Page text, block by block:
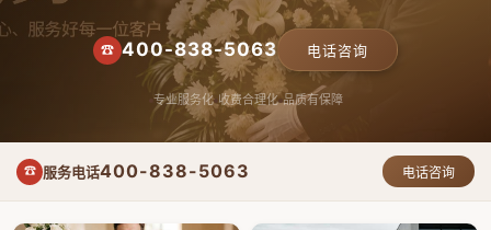
☎ 400-838-5063 电话咨询
专业服务化 收费合理化 品质有保障
☎ 服务电话400-838-5063 电话咨询